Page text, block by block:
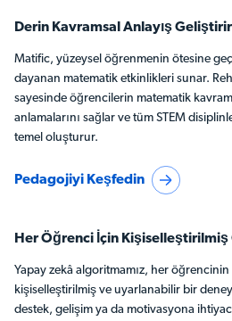
Derin Kavramsal Anlayış Geliştirir
Matific, yüzeysel öğrenmenin ötesine
dayanan matematik etkinlikleri sunar.
sayesinde öğrencilerin matematik
anlamalarını sağlar ve tüm STEM
temel oluşturur.
Pedagojiyi Keşfedin
Her Öğrenci İçin
Yapay zekâ algoritmamız, her
kişiselleştirilmiş ve uyarlanabilir bir
destek, gelişim ya da motivasyona